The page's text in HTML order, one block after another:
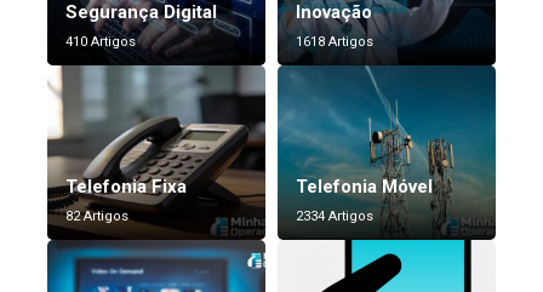
Segurança Digital
410 Artigos
Inovação
1618 Artigos
Telefonia Fixa
82 Artigos
Telefonia Móvel
2334 Artigos